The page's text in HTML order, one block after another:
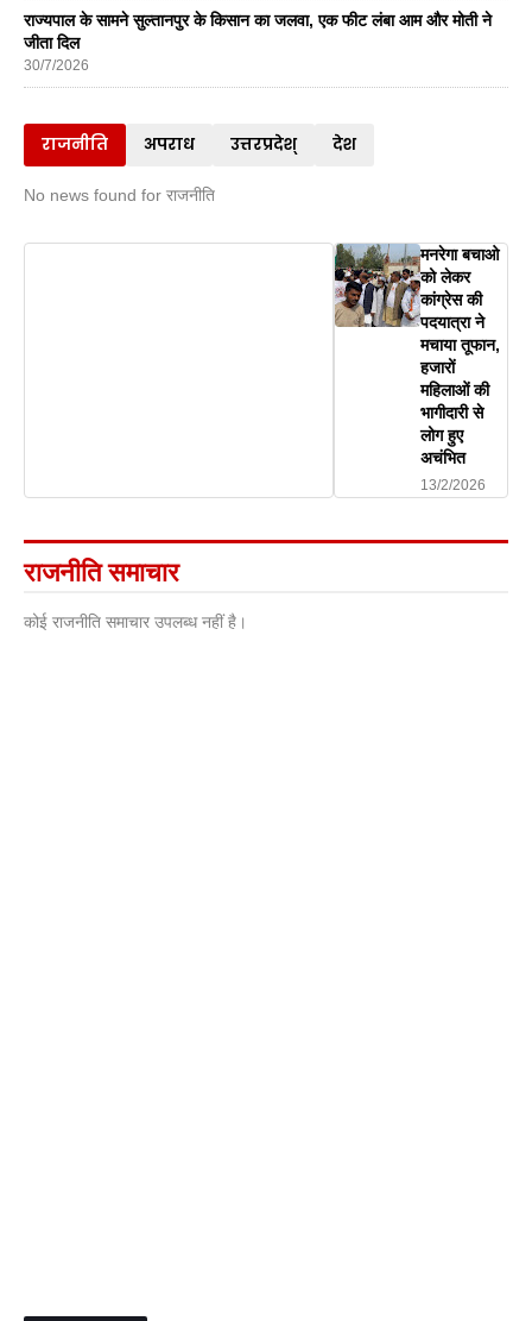
राज्यपाल के सामने सुल्तानपुर के किसान का जलवा, एक फीट लंबा आम और मोती ने
जीता दिल
30/7/2026
राजनीति अपराध उत्तरप्रदेश् देश
No news found for राजनीति
मनरेगा बचाओ
को लेकर
कांग्रेस की
पदयात्रा ने
मचाया तूफान,
हजारों
महिलाओं की
भागीदारी से
लोग हुए
अचंभित
13/2/2026
राजनीति समाचार
कोई राजनीति समाचार उपलब्ध नहीं है।